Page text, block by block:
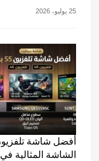
25 يوليو، 2026
الشاشة المثالية في 2026